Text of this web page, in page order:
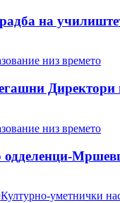
на
низ времето
низ времето
одделенци-
Културно-уметнички